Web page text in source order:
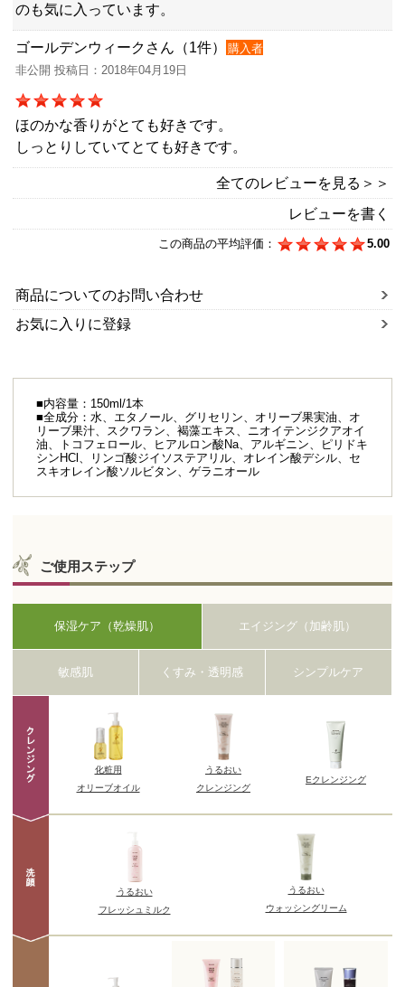
のも気に入っています。
ゴールデンウィークさん（1件）
購入者
非公開 投稿日：2018年04月19日
ほのかな香りがとても好きです。
しっとりしていてとても好きです。
全てのレビューを見る＞＞
レビューを書く
この商品の平均評価： 5.00
商品についてのお問い合わせ
お気に入りに登録
■内容量：150ml/1本
■全成分：水、エタノール、グリセリン、オリーブ果実油、オ
リーブ果汁、スクワラン、褐藻エキス、ニオイテンジクアオイ
油、トコフェロール、ヒアルロン酸Na、アルギニン、ピリドキ
シンHCl、リンゴ酸ジイソステアリル、オレイン酸デシル、セ
スキオレイン酸ソルビタン、ゲラニオール